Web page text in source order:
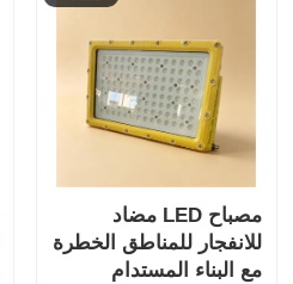
مصباح LED مضاد
للانفجار للمناطق الخطرة
مع البناء المستدام